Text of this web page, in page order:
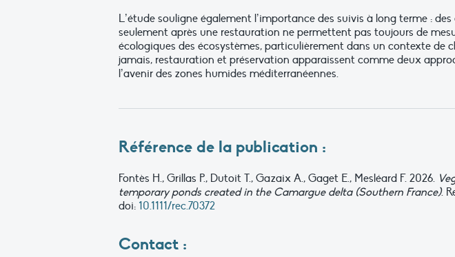
L’étude souligne également l’importance des suivis à long terme :
seulement après une restauration ne permettent pas toujours de
écologiques des écosystèmes, particulièrement dans un contexte de
jamais, restauration et préservation apparaissent comme deux
l’avenir des zones humides méditerranéennes.
Référence de la publication :
Fontès H., Grillas P., Dutoit T., Gazaix A., Gaget E., Mesléard F. 2026.
temporary ponds created in the Camargue delta (Southern France).
doi: 10.1111/rec.70372
Contact :